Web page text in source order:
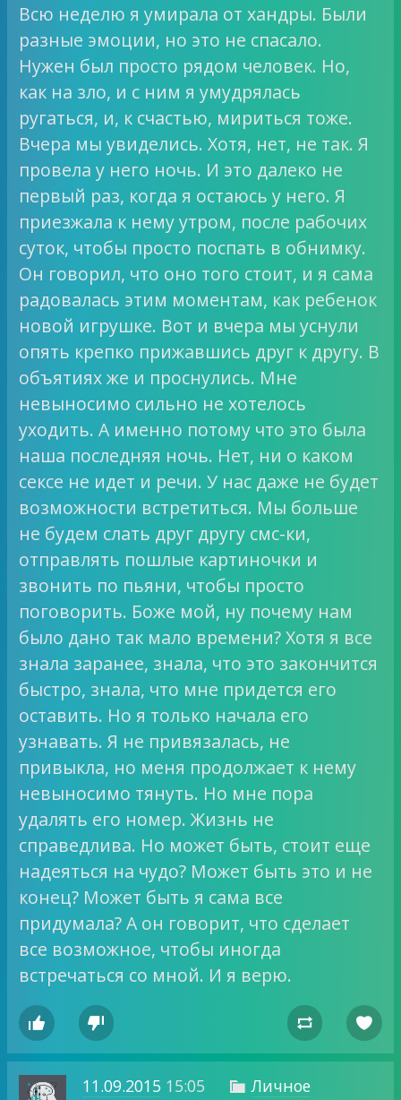
Всю неделю я умирала от хандры. Были
разные эмоции, но это не спасало.
Нужен был просто рядом человек. Но,
как на зло, и с ним я умудрялась
ругаться, и, к счастью, мириться тоже.
Вчера мы увиделись. Хотя, нет, не так. Я
провела у него ночь. И это далеко не
первый раз, когда я остаюсь у него. Я
приезжала к нему утром, после рабочих
суток, чтобы просто поспать в обнимку.
Он говорил, что оно того стоит, и я сама
радовалась этим моментам, как ребенок
новой игрушке. Вот и вчера мы уснули
опять крепко прижавшись друг к другу. В
объятиях же и проснулись. Мне
невыносимо сильно не хотелось
уходить. А именно потому что это была
наша последняя ночь. Нет, ни о каком
сексе не идет и речи. У нас даже не будет
возможности встретиться. Мы больше
не будем слать друг другу смс-ки,
отправлять пошлые картиночки и
звонить по пьяни, чтобы просто
поговорить. Боже мой, ну почему нам
было дано так мало времени? Хотя я все
знала заранее, знала, что это закончится
быстро, знала, что мне придется его
оставить. Но я только начала его
узнавать. Я не привязалась, не
привыкла, но меня продолжает к нему
невыносимо тянуть. Но мне пора
удалять его номер. Жизнь не
справедлива. Но может быть, стоит еще
надеяться на чудо? Может быть это и не
конец? Может быть я сама все
придумала? А он говорит, что сделает
все возможное, чтобы иногда
встречаться со мной. И я верю.
   
11.09.2015 15:05  Личное